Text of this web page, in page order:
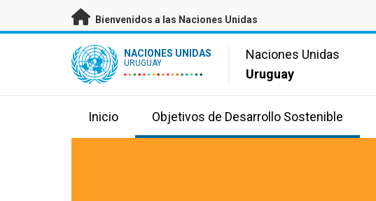
Saltar a contenido principal
Bienvenidos a las Naciones Unidas
UN Logo NACIONES UNIDAS
URUGUAY
Naciones Unidas
Uruguay
Inicio Objetivos de Desarrollo Sostenible